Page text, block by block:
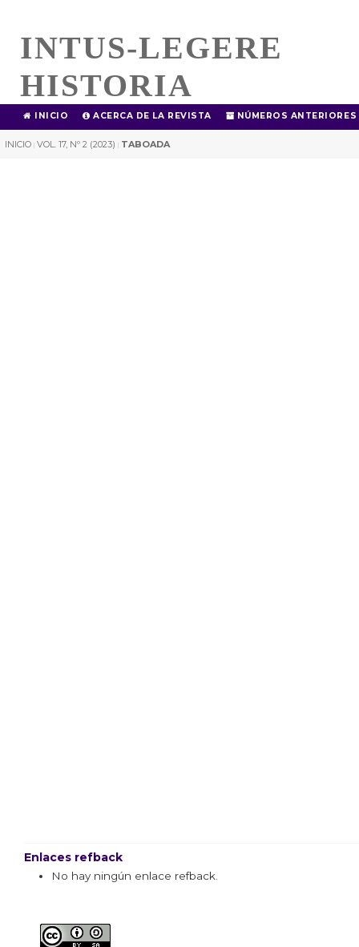
INTUS-LEGERE
HISTORIA
INICIO ACERCA DE LA REVISTA NÚMEROS ANTERIORES
INICIO | VOL. 17, Nº 2 (2023) | TABOADA
Enlaces refback
No hay ningún enlace refback.